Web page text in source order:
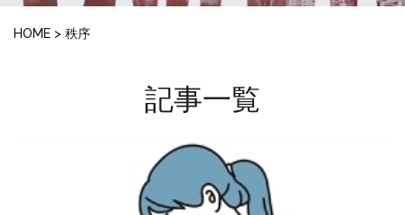
HOME > 秩序
記事一覧